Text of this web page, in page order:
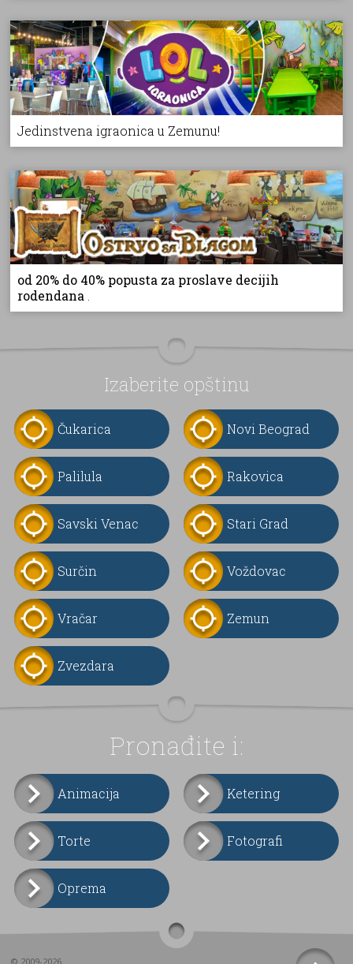
Jedinstvena igraonica u Zemunu!
od 20% do 40% popusta za proslave decijih
rodendana
Izaberite opštinu
Čukarica Novi Beograd
Palilula Rakovica
Savski Venac Stari Grad
Surčin Voždovac
Vračar Zemun
Zvezdara
Pronađite i:
Animacija Ketering
Torte Fotografi
Oprema
© 2009-2026